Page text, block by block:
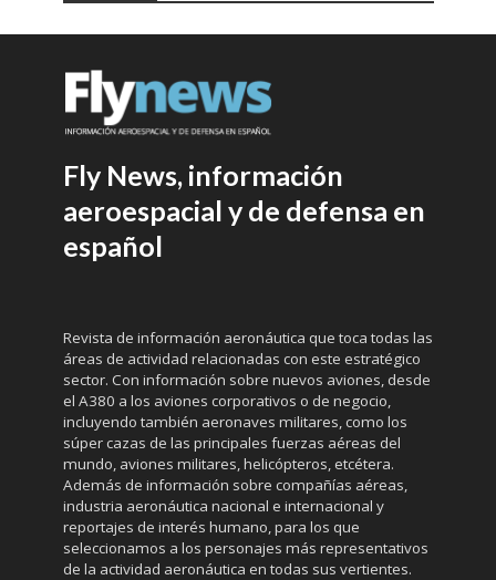
Fly News, información
aeroespacial y de defensa en
español
Revista de información aeronáutica que toca todas las
áreas de actividad relacionadas con este estratégico
sector. Con información sobre nuevos aviones, desde
el A380 a los aviones corporativos o de negocio,
incluyendo también aeronaves militares, como los
súper cazas de las principales fuerzas aéreas del
mundo, aviones militares, helicópteros, etcétera.
Además de información sobre compañías aéreas,
industria aeronáutica nacional e internacional y
reportajes de interés humano, para los que
seleccionamos a los personajes más representativos
de la actividad aeronáutica en todas sus vertientes.